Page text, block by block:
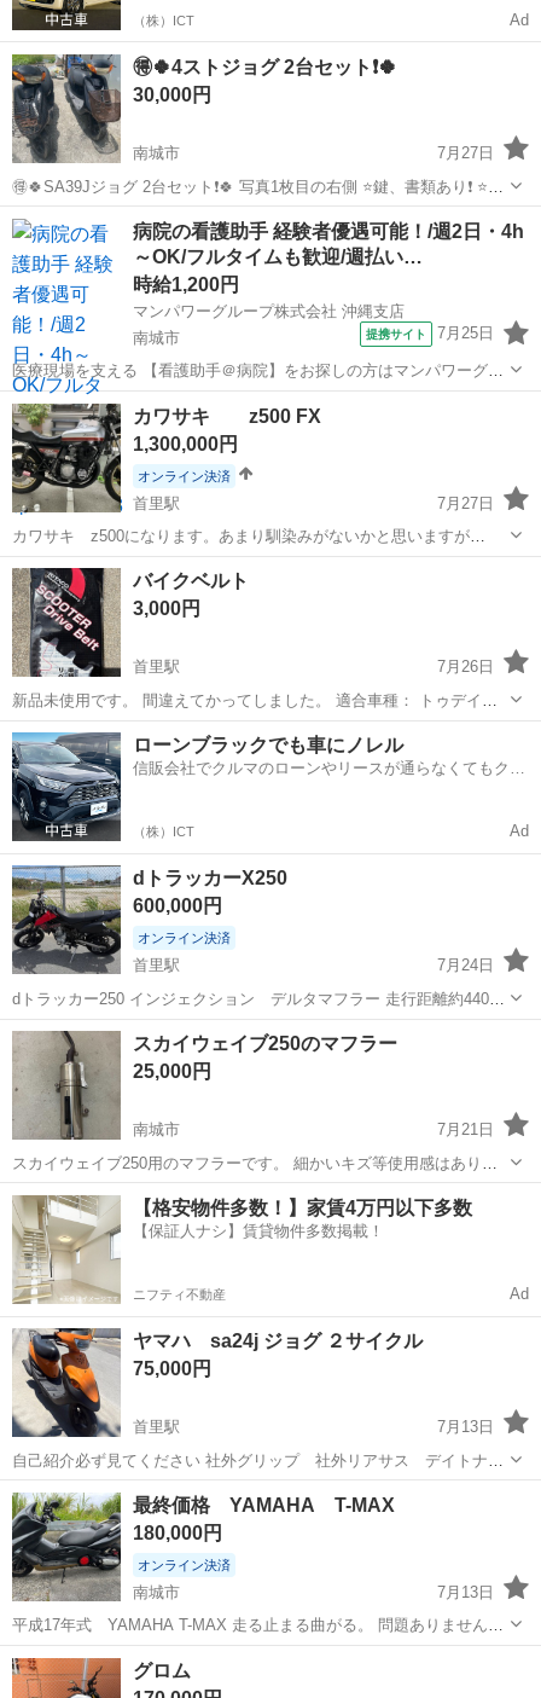
（株）ICT Ad
🉐🍀4ストジョグ 2台セット❗️🍀
30,000円
南城市
7月27日
🉐🍀SA39Jジョグ 2台セット❗️🍀 写真1枚目の右側 ⭐️鍵、書類あり❗️ ⭐️エ
ンジン不動 （燃料ポンプ作動していないため） ⭐️仮バッテリーでセ
ル回りました❗️（圧縮あり） 写真1枚目の左側 ⭐️鍵あり❗️ ...
沖縄 バイク
病院の看護助手 経験者優遇可能！/週2日・4h
～OK/フルタイムも歓迎/週払い…
時給1,200円
マンパワーグループ株式会社 沖縄支店
南城市
提携サイト 7月25日
医療現場を支える 【看護助手＠病院】をお探しの方はマンパワーグル
ープへ★ 🤝高時給で稼げる！ 🤝ライフスタイルに合わせて働ける！
沖縄 南城市 医療
カワサキ z500 FX
1,300,000円
オンライン決済
首里駅
7月27日
カワサキ z500になります。あまり馴染みがないかと思いますが
z400fxのモデルとなった車両です。部品類もほぼFXで問題ありませ
ん。別車両購入目的のため販売します。現在のところ不具合ないと思
いますが旧車を理解した上で検討お...
沖縄 南城市 首里駅 カワサキ
バイクベルト
3,000円
首里駅
7月26日
新品未使用です。 間違えてかってしました。 適合車種： トゥデイ
［AF61」 トゥデイ［F1車/AF62］ DIO／チェスタF 62] DIO／チェス
タFI車/AF68］ ライブDIO-ZX スマートDIO［AF56］...
沖縄 南城市 首里駅 その他 DIO
ローンブラックでも車にノレル
信販会社でクルマのローンやリースが通らなくてもクル
（株）ICT Ad
dトラッカーX250
600,000円
オンライン決済
首里駅
7月24日
dトラッカー250 インジェクション デルタマフラー 走行距離約4400
不具合なし 3N
沖縄 南城市 首里駅 カワサキ
スカイウェイブ250のマフラー
25,000円
南城市
7月21日
スカイウェイブ250用のマフラーです。 細かいキズ等使用感はありま
すが綺麗な商品です。 早く売りたいため、2万5千円に値下げしまし
た。
沖縄 南城市 その他 スカイウェイブ
【格安物件多数！】家賃4万円以下多数
【保証人ナシ】賃貸物件多数掲載！
ニフティ不動産 Ad
ヤマハ sa24j ジョグ ２サイクル
75,000円
首里駅
7月13日
自己紹介必ず見てください 社外グリップ 社外リアサス デイトナベ
ルト ウエイトローラー 強化クラッチスプリング 社外CDi バッ
テリー新品交換済み セル キックエンジン始動可能 個人売買現状の
為ノンクレーム ノンリターン
沖縄 南城市 首里駅
最終価格 YAMAHA T-MAX
180,000円
オンライン決済
南城市
7月13日
平成17年式 YAMAHA T-MAX 走る止まる曲がる。 問題ありません、
最近まで乗っていました。 乗って帰るの可能です。 走行047075 車検
今年9月まで残ってます。 現車確認可能 引き渡し後は3nでお願いしま
沖縄 南城市
グロム